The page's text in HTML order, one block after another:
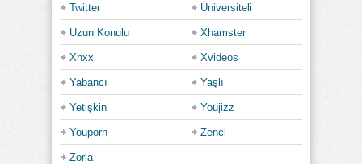
Twitter Üniversiteli
Uzun Konulu Xhamster
Xnxx Xvideos
Yabancı Yaşlı
Yetişkin Youjizz
Youporn Zenci
Zorla